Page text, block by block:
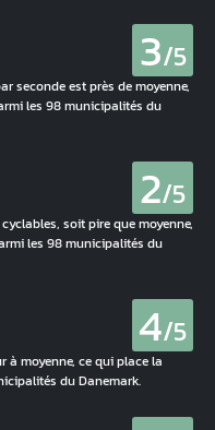
3/5
seconde est près de moyenne,
les 98 municipalités du
2/5
soit pire que moyenne,
les 98 municipalités du
4/5
à moyenne, ce qui place la
du Danemark.